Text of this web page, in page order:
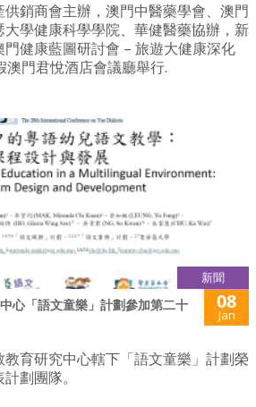
銷商會主辦，澳門中醫藥學會、澳門
學健康科學學院、華健醫藥協辦，新
健康藍圖研討會 – 旅遊大健康深化
門君悅酒店會議廳舉行.
新聞
心「語文童樂」計劃參加第二十
08
Jan
育研究中心轄下「語文童樂」計劃榮
劃團隊。